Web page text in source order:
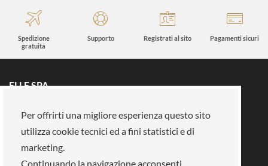
Spedizione
gratuita
Supporto Registrati al sito Pagamenti sicuri
ELLE SPA
Fidelity card
Chi siamo
Area riservata
Su di noi
Per offrirti una migliore esperienza questo sito
utilizza cookie tecnici ed a fini statistici e di
marketing.
Continuando la navigazione acconsenti